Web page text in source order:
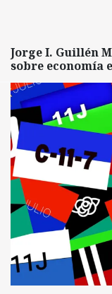
Jorge I. Guillén
sobre economía